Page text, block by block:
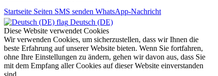
Startseite Seiten SMS senden WhatsApp-Nachricht
Deutsch (DE)
Diese Website verwendet Cookies
Wir verwenden Cookies, um sicherzustellen, dass wir Ihnen die
beste Erfahrung auf unserer Website bieten. Wenn Sie fortfahren,
ohne Ihre Einstellungen zu ändern, gehen wir davon aus, dass Sie
mit dem Empfang aller Cookies auf dieser Website einverstanden
sind.